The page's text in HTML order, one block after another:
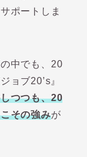
ポートしま
中でも、20
ョブ20’s』
つつも、20
その強みが